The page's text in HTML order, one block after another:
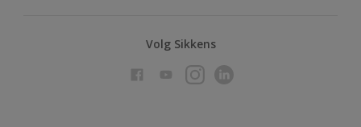
Volg Sikkens